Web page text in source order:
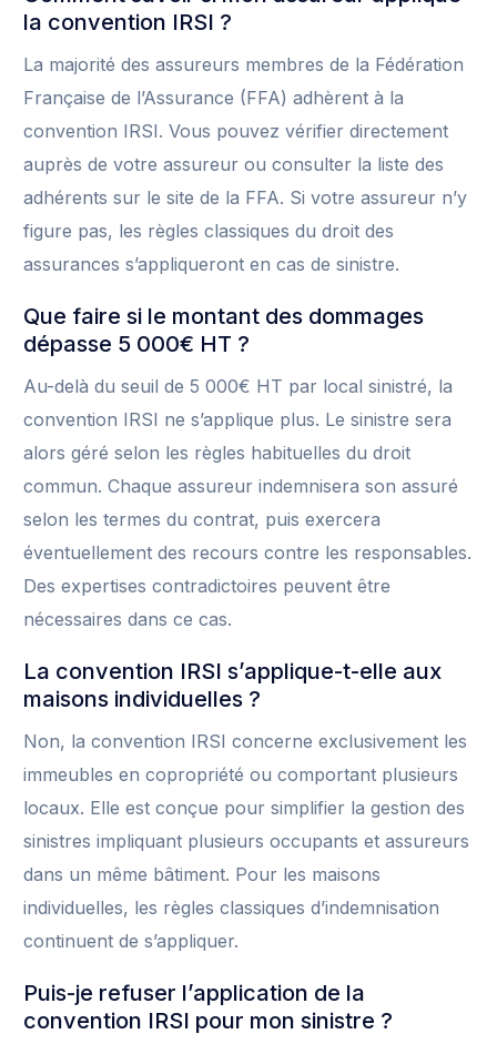
la convention IRSI ?
La majorité des assureurs membres de la Fédération
Française de l’Assurance (FFA) adhèrent à la
convention IRSI. Vous pouvez vérifier directement
auprès de votre assureur ou consulter la liste des
adhérents sur le site de la FFA. Si votre assureur n’y
figure pas, les règles classiques du droit des
assurances s’appliqueront en cas de sinistre.
Que faire si le montant des dommages
dépasse 5 000€ HT ?
Au-delà du seuil de 5 000€ HT par local sinistré, la
convention IRSI ne s’applique plus. Le sinistre sera
alors géré selon les règles habituelles du droit
commun. Chaque assureur indemnisera son assuré
selon les termes du contrat, puis exercera
éventuellement des recours contre les responsables.
Des expertises contradictoires peuvent être
nécessaires dans ce cas.
La convention IRSI s’applique-t-elle aux
maisons individuelles ?
Non, la convention IRSI concerne exclusivement les
immeubles en copropriété ou comportant plusieurs
locaux. Elle est conçue pour simplifier la gestion des
sinistres impliquant plusieurs occupants et assureurs
dans un même bâtiment. Pour les maisons
individuelles, les règles classiques d’indemnisation
continuent de s’appliquer.
Puis-je refuser l’application de la
convention IRSI pour mon sinistre ?